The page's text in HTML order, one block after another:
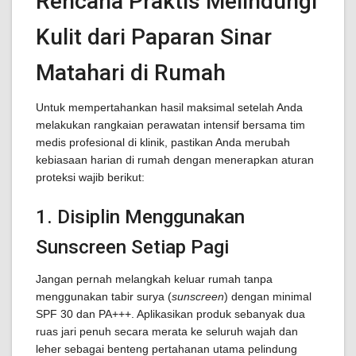
Kulit dari Paparan Sinar
Matahari di Rumah
Untuk mempertahankan hasil maksimal setelah Anda
melakukan rangkaian perawatan intensif bersama tim
medis profesional di klinik, pastikan Anda merubah
kebiasaan harian di rumah dengan menerapkan aturan
proteksi wajib berikut:
1. Disiplin Menggunakan
Sunscreen Setiap Pagi
Jangan pernah melangkah keluar rumah tanpa
menggunakan tabir surya (sunscreen) dengan minimal
SPF 30 dan PA+++. Aplikasikan produk sebanyak dua
ruas jari penuh secara merata ke seluruh wajah dan
leher sebagai benteng pertahanan utama pelindung